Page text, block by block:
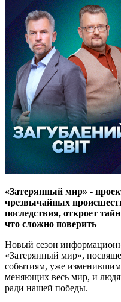
«Затерянный мир» -
чрезвычайных
последствия, откроет
что сложно поверить
Новый сезон
«Затерянный мир»,
событиям, уже изменившим
меняющих весь мир, и
ради нашей победы.